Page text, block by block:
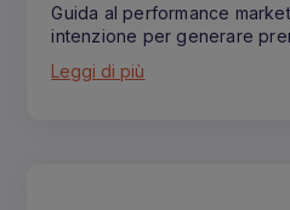
Guida al performance
intenzione per generare
Leggi di più